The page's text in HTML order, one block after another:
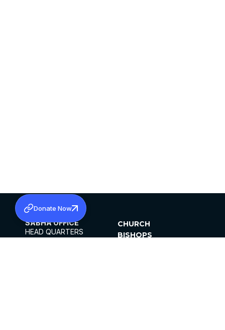
SABHA OFFICE
HEAD QUARTERS
CHURCH
BISHOPS
Donate Now